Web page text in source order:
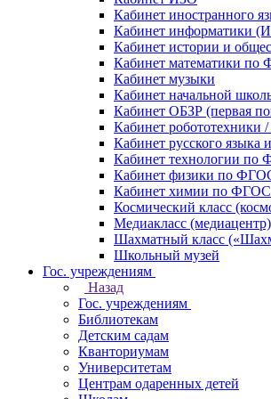
Кабинет иностранного
Кабинет информатики
Кабинет истории и
Кабинет математики по
Кабинет музыки
Кабинет начальной
Кабинет ОБЗР (первая
Кабинет робототехники /
Кабинет русского языка
Кабинет технологии по
Кабинет физики по
Кабинет химии по ФГОС
Космический класс
Медиакласс (медиацентр)
Шахматный класс
Школьный музей
Гос. учреждениям
Назад
Гос. учреждениям
Библиотекам
Детским садам
Кванториумам
Университетам
Центрам одаренных детей